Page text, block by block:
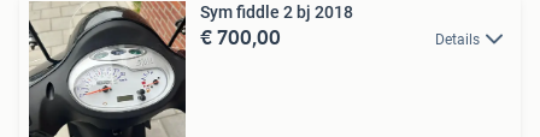
Sym fiddle 2 bj 2018
€ 700,00 Details